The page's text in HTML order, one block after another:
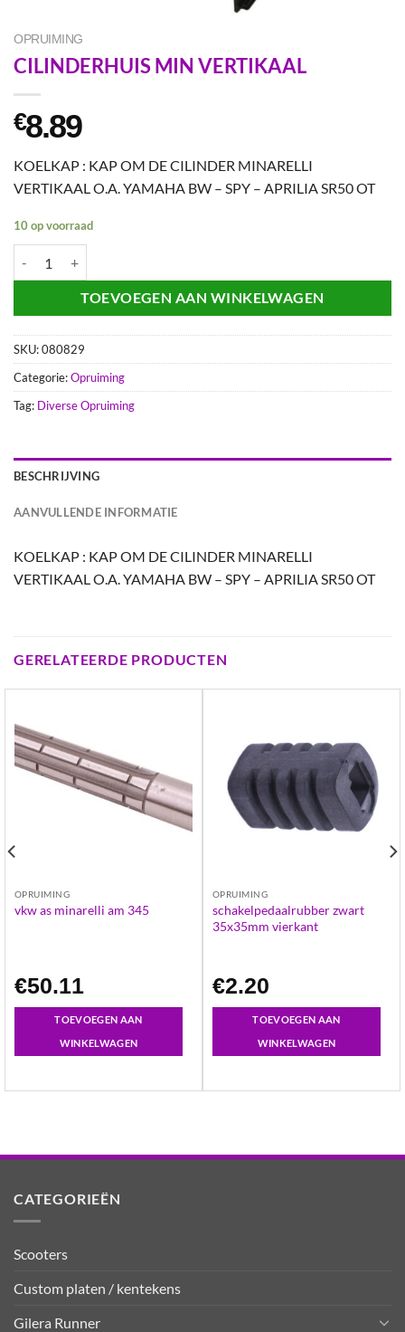
OPRUIMING
CILINDERHUIS MIN VERTIKAAL
€8.89
KOELKAP : KAP OM DE CILINDER MINARELLI
VERTIKAAL O.A. YAMAHA BW – SPY – APRILIA SR50 OT
10 op voorraad
TOEVOEGEN AAN WINKELWAGEN
SKU:080829
Categorie:Opruiming
Tag: Diverse Opruiming
BESCHRIJVING
AANVULLENDE INFORMATIE
KOELKAP : KAP OM DE CILINDER MINARELLI
VERTIKAAL O.A. YAMAHA BW – SPY – APRILIA SR50 OT
GERELATEERDE PRODUCTEN
OPRUIMING
vkw as minarelli am 345
€50.11
TOEVOEGEN AAN
WINKELWAGEN
OPRUIMING
schakelpedaalrubber zwart
35x35mm vierkant
€2.20
TOEVOEGEN AAN
WINKELWAGEN
CATEGORIEËN
Scooters
Custom platen / kentekens
Gilera Runner